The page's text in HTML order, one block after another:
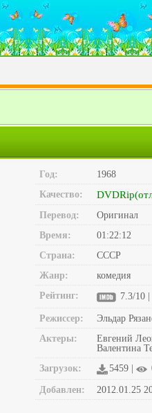
Год:
1968
Качество:
Перевод:
Оригинал
Время:
01:22:12
Страна:
СССР
Жанр:
комедия
Рейтинг:
7.3/10 |
Режиссер:
Эльдар
Актеры:
Евгений
Валентина
Загрузок:
5459 |
Добавлен: 2012.01.25